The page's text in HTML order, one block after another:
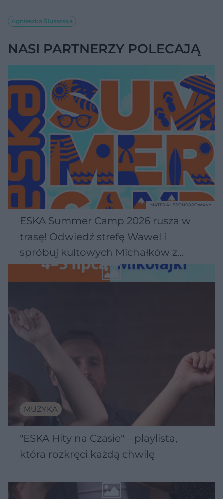
Agnieszka Ślusarska
NASI PARTNERZY POLECAJĄ
ESKA Summer Camp 2026 rusza w
trasę! Odwiedź strefę Wawel i
spróbuj kultowych Michałków z
Wawelu
MATERIAŁ SPONSOROWANY
MUZYKA
"ESKA Hity na Czasie" – playlista,
która rozkręci każdą chwilę